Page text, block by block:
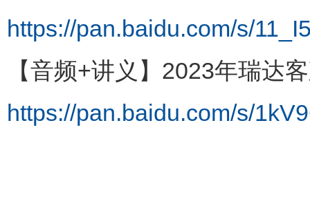
https://pan.baidu.com/s/
【音频+讲义】2023年瑞达
https://pan.baidu.com/s/